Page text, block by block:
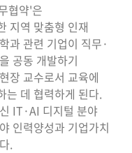
협약'은
지역 맞춤형 인재
과 관련 기업이 직무·
공동 개발하기
장 교수로서 교육에
는 데 협력하게 된다.
IT·AI 디지털 분야
인력양성과 기업가치
.